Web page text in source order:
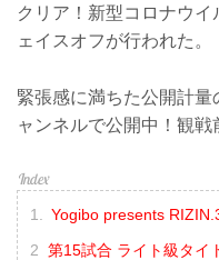
クリア！新型コロナウ
ェイスオフが行われた。
緊張感に満ちた公開計
ャンネルで公開中！観戦
Yogibo presents
第15試合 ライト級タイ